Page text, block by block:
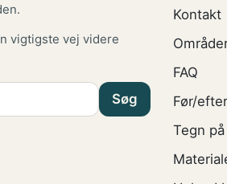
vigtigste vej videre
Søg
Kontakt
FAQ
Før/
Tegn